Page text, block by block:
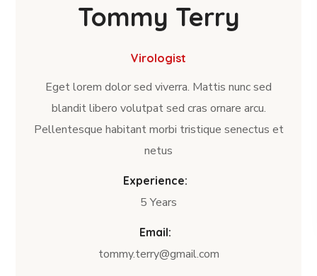
Tommy Terry
Virologist
Eget lorem dolor sed viverra. Mattis nunc sed
blandit libero volutpat sed cras ornare arcu.
Pellentesque habitant morbi tristique senectus et
netus
Experience:
5 Years
Email:
tommy.terry@gmail.com